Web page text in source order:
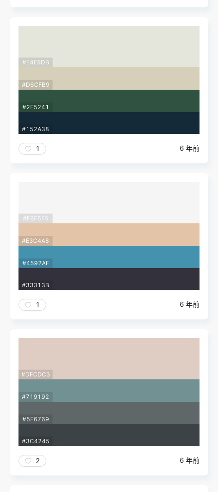
#E4E5DB
#D6CFB9
#2F5241
#152A38
1 6 年前
#F6F5F5
#E3C4A8
#4592AF
#33313B
1 6 年前
#DFCDC3
#719192
#5F6769
#3C4245
2 6 年前